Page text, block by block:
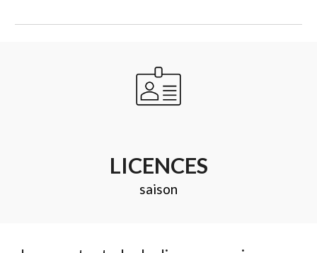
LICENCES
saison